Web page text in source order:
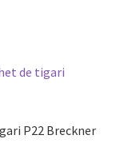
P22 Breckner